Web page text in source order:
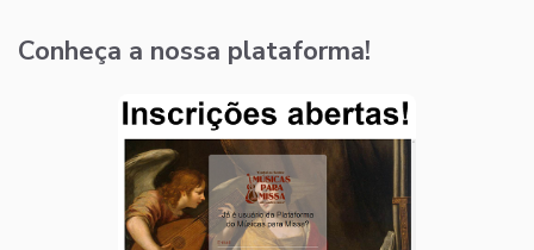
Conheça a nossa plataforma!